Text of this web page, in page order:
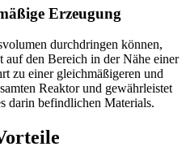
Erzeugung
durchdringen können,
auf den Bereich in der Nähe einer
zu einer gleichmäßigeren und
Reaktor und gewährleistet
darin befindlichen Materials.